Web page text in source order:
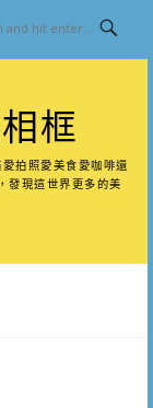
框
拍照愛美食愛咖啡還
發現這世界更多的美